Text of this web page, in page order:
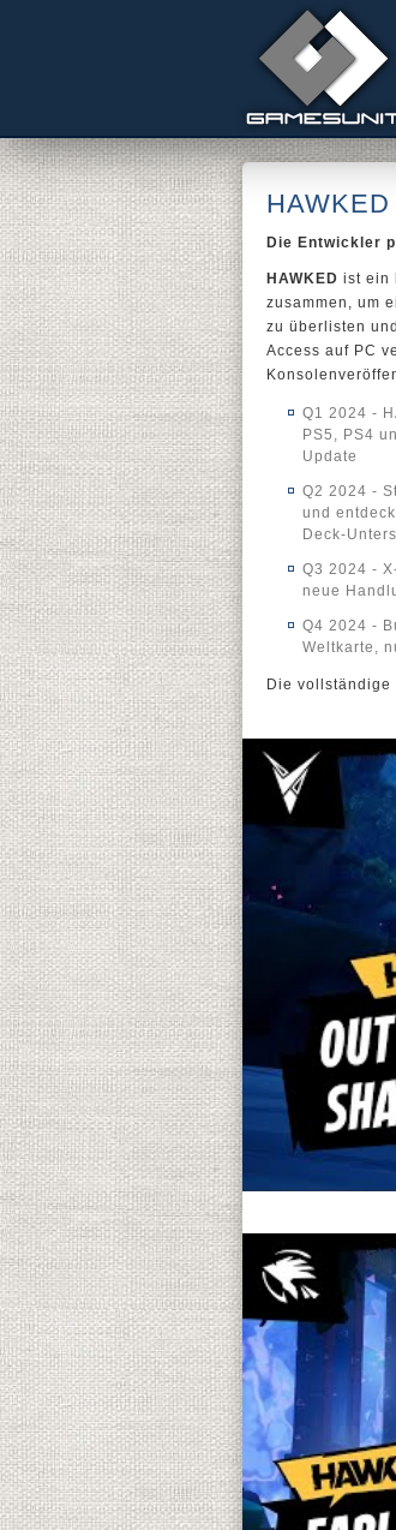
Die Entwickler
HAWKED ist ein
zusammen, um
zu überlisten
Access auf PC
Q1 2024 -
PS5, PS4
Update
Q2 2024 -
und
Deck-
Q3 2024 -
neue
Q4 2024 -
Weltkarte,
Die vollständige